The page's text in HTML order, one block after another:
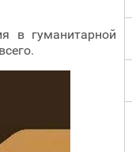
в гуманитарной